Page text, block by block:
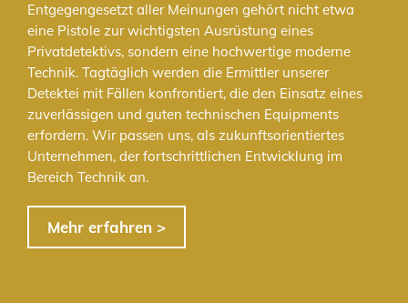
Entgegengesetzt aller Meinungen gehört nicht etwa
eine Pistole zur wichtigsten Ausrüstung eines
Privatdetektivs, sondern eine hochwertige moderne
Technik. Tagtäglich werden die Ermittler unserer
Detektei mit Fällen konfrontiert, die den Einsatz eines
zuverlässigen und guten technischen Equipments
erfordern. Wir passen uns, als zukunftsorientiertes
Unternehmen, der fortschrittlichen Entwicklung im
Bereich Technik an.
Mehr erfahren >